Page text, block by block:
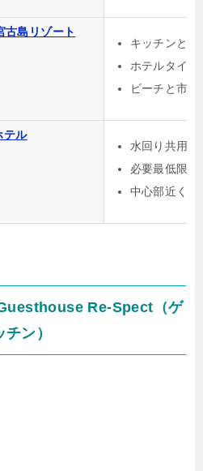
古島リゾート
キッチンと
ホテルタイ
ビーチと市
テル
水回り共用
必要最低限
中心部近く
Re-Spect（ゲ
ン）